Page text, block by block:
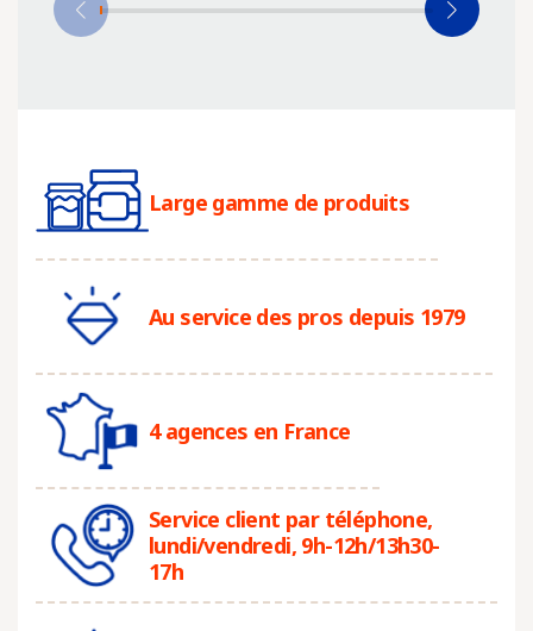
Large gamme de produits
Au service des pros depuis 1979
4 agences en France
Service client par téléphone,
lundi/vendredi, 9h-12h/13h30-
17h